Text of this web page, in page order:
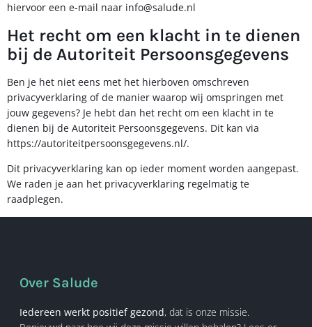
hiervoor een e-mail naar info@salude.nl
Het recht om een klacht in te dienen
bij de Autoriteit Persoonsgegevens
Ben je het niet eens met het hierboven omschreven
privacyverklaring of de manier waarop wij omspringen met
jouw gegevens? Je hebt dan het recht om een klacht in te
dienen bij de Autoriteit Persoonsgegevens. Dit kan via
https://autoriteitpersoonsgegevens.nl/.
Dit privacyverklaring kan op ieder moment worden aangepast.
We raden je aan het privacyverklaring regelmatig te
raadplegen.
Over Salude
Iedereen werkt positief gezond, dat is onze missie.